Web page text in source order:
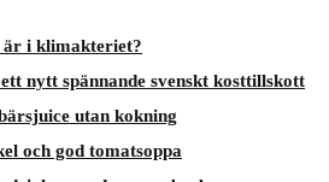
i klimakteriet?
nytt spännande svenskt kosttillskott
utan kokning
och god tomatsoppa